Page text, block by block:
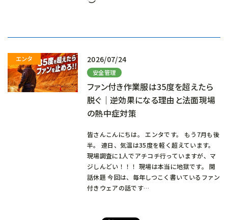
2026/07/24
安全管理
ファン付き作業服は35度を超えたら
脱ぐ｜逆効果になる理由と法面現場
の熱中症対策
皆さんこんにちは。 エンタです。 もう7月も後
半。 連日、気温は35度を軽く超えています。
現場調査に1人でアチコチ行っていますが、マ
ジしんどい！！！ 現場は本当に地獄です。 閑
話休題 今回は、毎年しつこく書いているファン
付きウェアの話です…